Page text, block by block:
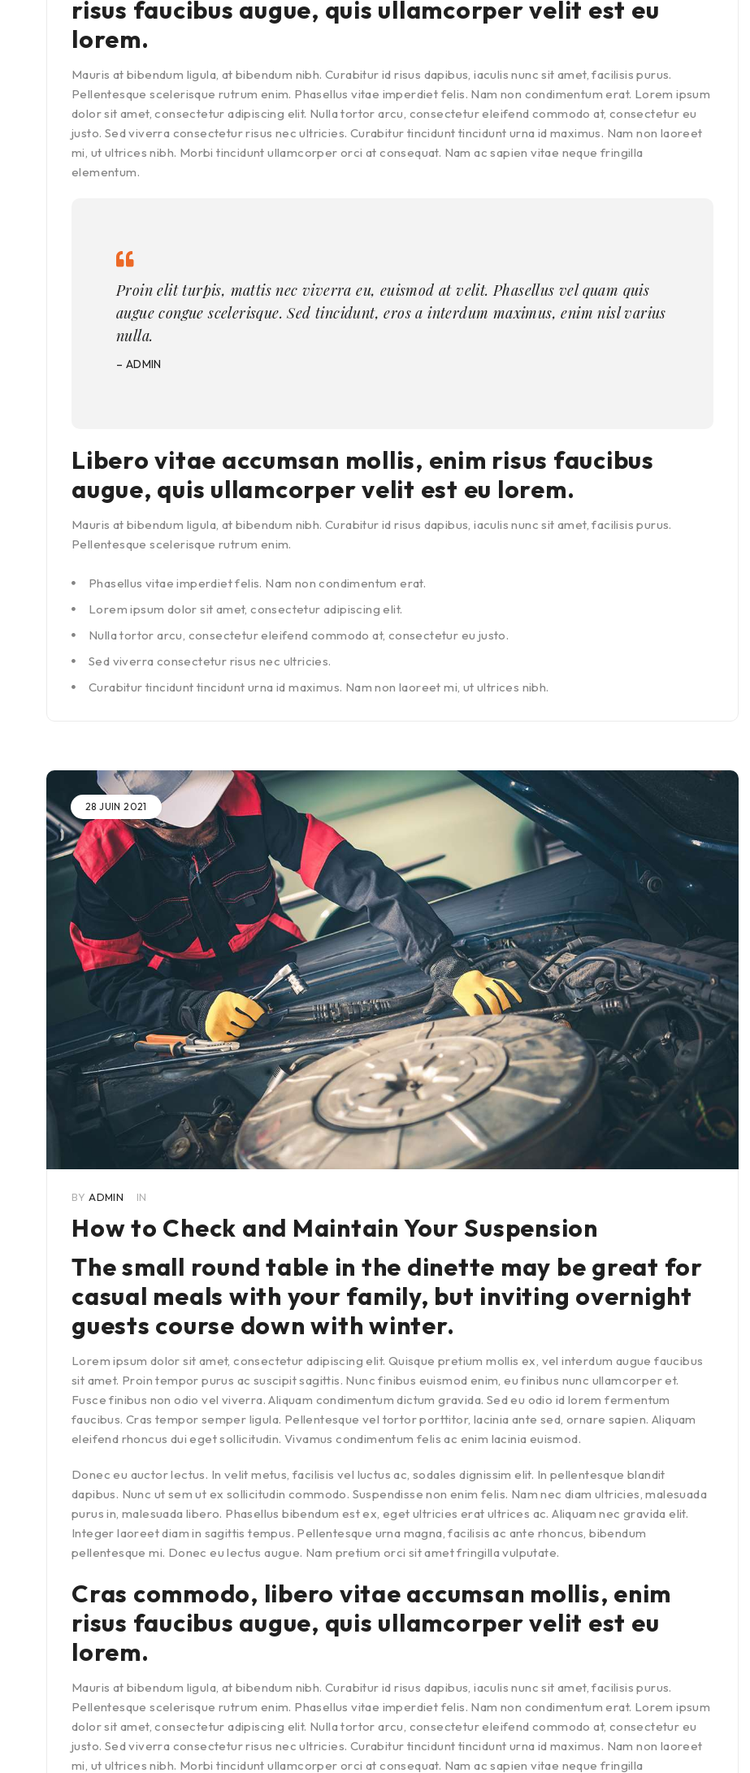
risus faucibus augue, quis ullamcorper velit est eu
lorem.
Mauris at bibendum ligula, at bibendum nibh. Curabitur id risus dapibus, iaculis nunc sit amet, facilisis purus.
Pellentesque scelerisque rutrum enim. Phasellus vitae imperdiet felis. Nam non condimentum erat. Lorem ipsum
dolor sit amet, consectetur adipiscing elit. Nulla tortor arcu, consectetur eleifend commodo at, consectetur eu
justo. Sed viverra consectetur risus nec ultricies. Curabitur tincidunt tincidunt urna id maximus. Nam non laoreet
mi, ut ultrices nibh. Morbi tincidunt ullamcorper orci at consequat. Nam ac sapien vitae neque fringilla
elementum.
Proin elit turpis, mattis nec viverra eu, euismod at velit. Phasellus vel quam quis
augue congue scelerisque. Sed tincidunt, eros a interdum maximus, enim nisl varius
nulla.
– ADMIN
Libero vitae accumsan mollis, enim risus faucibus
augue, quis ullamcorper velit est eu lorem.
Mauris at bibendum ligula, at bibendum nibh. Curabitur id risus dapibus, iaculis nunc sit amet, facilisis purus.
Pellentesque scelerisque rutrum enim.
Phasellus vitae imperdiet felis. Nam non condimentum erat.
Lorem ipsum dolor sit amet, consectetur adipiscing elit.
Nulla tortor arcu, consectetur eleifend commodo at, consectetur eu justo.
Sed viverra consectetur risus nec ultricies.
Curabitur tincidunt tincidunt urna id maximus. Nam non laoreet mi, ut ultrices nibh.
28 JUIN 2021
BY ADMIN IN
How to Check and Maintain Your Suspension
The small round table in the dinette may be great for
casual meals with your family, but inviting overnight
guests course down with winter.
Lorem ipsum dolor sit amet, consectetur adipiscing elit. Quisque pretium mollis ex, vel interdum augue faucibus
sit amet. Proin tempor purus ac suscipit sagittis. Nunc finibus euismod enim, eu finibus nunc ullamcorper et.
Fusce finibus non odio vel viverra. Aliquam condimentum dictum gravida. Sed eu odio id lorem fermentum
faucibus. Cras tempor semper ligula. Pellentesque vel tortor porttitor, lacinia ante sed, ornare sapien. Aliquam
eleifend rhoncus dui eget sollicitudin. Vivamus condimentum felis ac enim lacinia euismod.
Donec eu auctor lectus. In velit metus, facilisis vel luctus ac, sodales dignissim elit. In pellentesque blandit
dapibus. Nunc ut sem ut ex sollicitudin commodo. Suspendisse non enim felis. Nam nec diam ultricies, malesuada
purus in, malesuada libero. Phasellus bibendum est ex, eget ultricies erat ultrices ac. Aliquam nec gravida elit.
Integer laoreet diam in sagittis tempus. Pellentesque urna magna, facilisis ac ante rhoncus, bibendum
pellentesque mi. Donec eu lectus augue. Nam pretium orci sit amet fringilla vulputate.
Cras commodo, libero vitae accumsan mollis, enim
risus faucibus augue, quis ullamcorper velit est eu
lorem.
Mauris at bibendum ligula, at bibendum nibh. Curabitur id risus dapibus, iaculis nunc sit amet, facilisis purus.
Pellentesque scelerisque rutrum enim. Phasellus vitae imperdiet felis. Nam non condimentum erat. Lorem ipsum
dolor sit amet, consectetur adipiscing elit. Nulla tortor arcu, consectetur eleifend commodo at, consectetur eu
justo. Sed viverra consectetur risus nec ultricies. Curabitur tincidunt tincidunt urna id maximus. Nam non laoreet
mi, ut ultrices nibh. Morbi tincidunt ullamcorper orci at consequat. Nam ac sapien vitae neque fringilla